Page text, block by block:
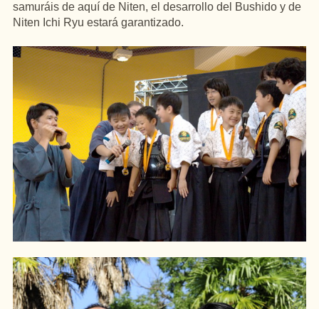
samuráis de aquí de Niten, el desarrollo del Bushido y de
Niten Ichi Ryu estará garantizado.